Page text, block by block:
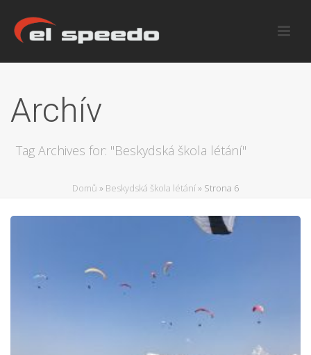
Archív
Tag Archives for: "Beskydská škola létání"
Domů » Beskydská škola létání » Strona 6